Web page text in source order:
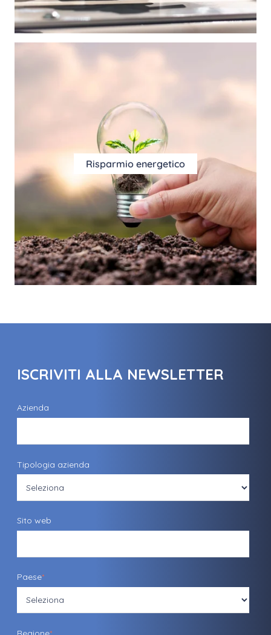
Risparmio energetico
ISCRIVITI ALLA NEWSLETTER
Azienda
Tipologia azienda
Sito web
Paese*